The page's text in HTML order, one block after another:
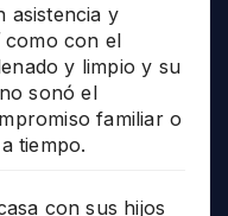
asistencia y
como con el
y limpio y su
sonó el
familiar o
tiempo.
con sus hijos